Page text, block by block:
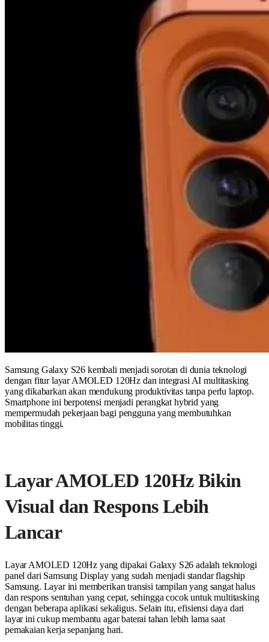
Samsung Galaxy S26 kembali menjadi sorotan di dunia teknologi
dengan fitur layar AMOLED 120Hz dan integrasi AI multitasking
yang dikabarkan akan mendukung produktivitas tanpa perlu laptop.
Smartphone ini berpotensi menjadi perangkat hybrid yang
mempermudah pekerjaan bagi pengguna yang membutuhkan
mobilitas tinggi.
Layar AMOLED 120Hz Bikin
Visual dan Respons Lebih
Lancar
Layar AMOLED 120Hz yang dipakai Galaxy S26 adalah teknologi
panel dari Samsung Display yang sudah menjadi standar flagship
Samsung. Layar ini memberikan transisi tampilan yang sangat halus
dan respons sentuhan yang cepat, sehingga cocok untuk multitasking
dengan beberapa aplikasi sekaligus. Selain itu, efisiensi daya dari
layar ini cukup membantu agar baterai tahan lebih lama saat
pemakaian kerja sepanjang hari.